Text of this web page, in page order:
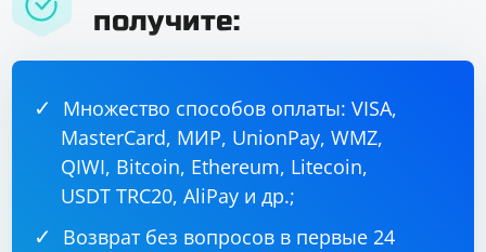
получите:
Множество способов оплаты: VISA,
MasterCard, МИР, UnionPay, WMZ,
QIWI, Bitcoin, Ethereum, Litecoin,
USDT TRC20, AliPay и др.;
Возврат без вопросов в первые 24